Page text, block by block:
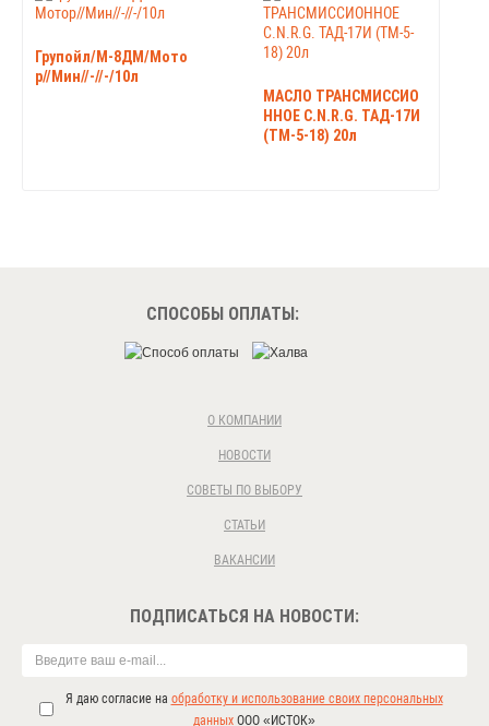
Групойл/М-8ДМ/Мото
р//Мин//-//-/10л
МАСЛО ТРАНСМИССИО
ННОЕ C.N.R.G. ТАД-17И
(ТМ-5-18) 20л
СПОСОБЫ ОПЛАТЫ:
О КОМПАНИИ
НОВОСТИ
СОВЕТЫ ПО ВЫБОРУ
СТАТЬИ
ВАКАНСИИ
ПОДПИСАТЬСЯ НА НОВОСТИ:
Я даю согласие на обработку и использование своих персональных
данныхООО «ИСТОК»